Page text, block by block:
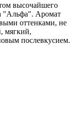
высочайшего
"Альфа". Аромат
оттенками, не
мягкий,
послевкусием.